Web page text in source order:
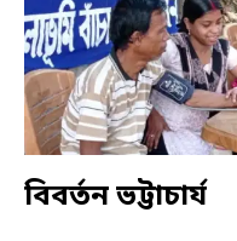
বিবর্তন ভট্টাচার্য